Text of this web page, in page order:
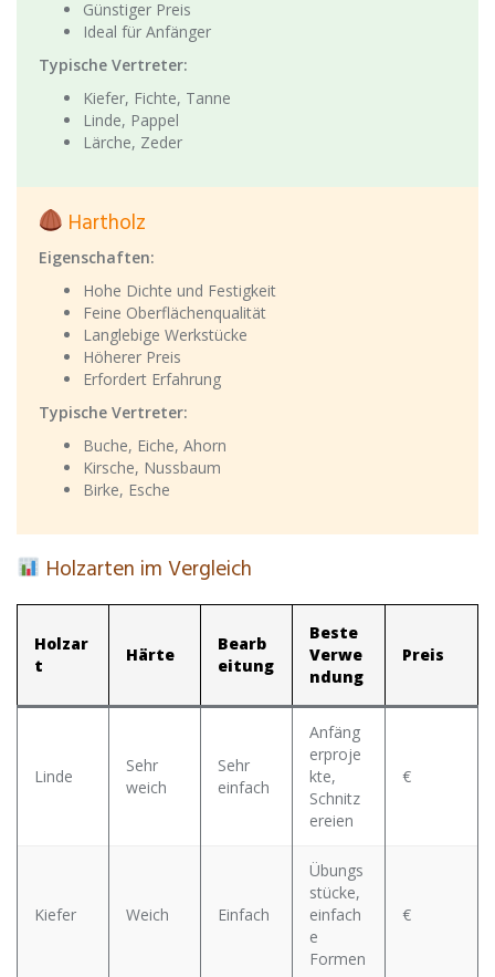
Günstiger Preis
Ideal für Anfänger
Typische Vertreter:
Kiefer, Fichte, Tanne
Linde, Pappel
Lärche, Zeder
Hartholz
Eigenschaften:
Hohe Dichte und Festigkeit
Feine Oberflächenqualität
Langlebige Werkstücke
Höherer Preis
Erfordert Erfahrung
Typische Vertreter:
Buche, Eiche, Ahorn
Kirsche, Nussbaum
Birke, Esche
Holzarten im Vergleich
Holzar
t
Härte
Bearb
eitung
Beste
Verwe
ndung
Preis
Linde
Sehr
weich
Sehr
einfach
Anfäng
erproje
kte,
Schnitz
ereien
€
Kiefer Weich Einfach
Übungs
stücke,
einfach
e
Formen
€